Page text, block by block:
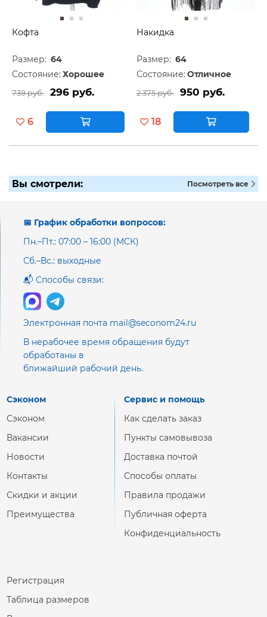
Кофта
Размер: 64
Состояние: Хорошее
739 руб. 296 руб.
6
Накидка
Размер: 64
Состояние: Отличное
2 375 руб. 950 руб.
18
Вы смотрели: Посмотреть все
📅 График обработки вопросов:
Пн.–Пт.: 07:00 – 16:00 (МСК)
Сб.–Вс.: выходные
📬 Способы связи:
Электронная почта mail@seconom24.ru
В нерабочее время обращения будут
обработаны в
ближайший рабочий день.
Сэконом
Сэконом
Вакансии
Новости
Контакты
Скидки и акции
Преимущества
Сервис и помощь
Как сделать заказ
Пункты самовывоза
Доставка почтой
Способы оплаты
Правила продажи
Публичная оферта
Конфиденциальность
Регистрация
Таблица размеров